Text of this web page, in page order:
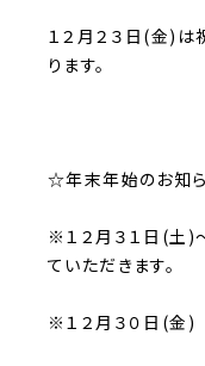
１２月２３日(金)は
ります。
☆年末年始のお知
※１２月３１日(土
ていただきます。
※１２月３０日(金)